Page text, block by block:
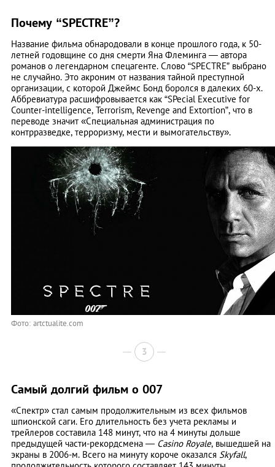
Почему “SPECTRE”?
Название фильма обнародовали в конце прошлого года, к 50-
летней годовщине со дня смерти Яна Флеминга — автора
романов о легендарном спецагенте. Слово “SPECTRE” выбрано
не случайно. Это акроним от названия тайной преступной
организации, с которой Джеймс Бонд боролся в далеких 60-х.
Аббревиатура расшифровывается как “SPecial Executive for
Counter-intelligence, Terrorism, Revenge and Extortion”, что в
переводе значит «Специальная администрация по
контрразведке, терроризму, мести и вымогательству».
Фото: artctualite.com
3
Самый долгий фильм о 007
«Спектр» стал самым продолжительным из всех фильмов
шпионской саги. Его длительность без учета рекламы и
трейлеров составила 148 минут, что на 4 минуты дольше
предыдущей части-рекордсмена — Casino Royale, вышедшей на
экраны в 2006-м. Всего на минуту короче оказался Skyfall,